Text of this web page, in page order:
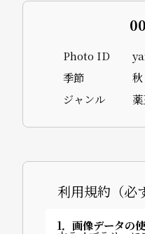
Photo ID
季節
秋
ジャンル
利用規約（必
1．画像データの